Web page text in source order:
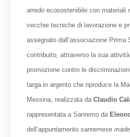
arredo ecosostenibile con materiali
vecchie tecniche di lavorazione e
assegnato dall’associazione Prima
contribuito, attraverso la sua
promozione contro le
targa in argento che riproduce la
Messina, realizzata daClaudio
rappresentata a Sanremo da
dell’appuntamento sanremese